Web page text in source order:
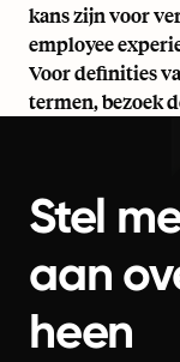
kans zijn voor
employee
Voor definities
termen, bezoek
Stel
aan
heen